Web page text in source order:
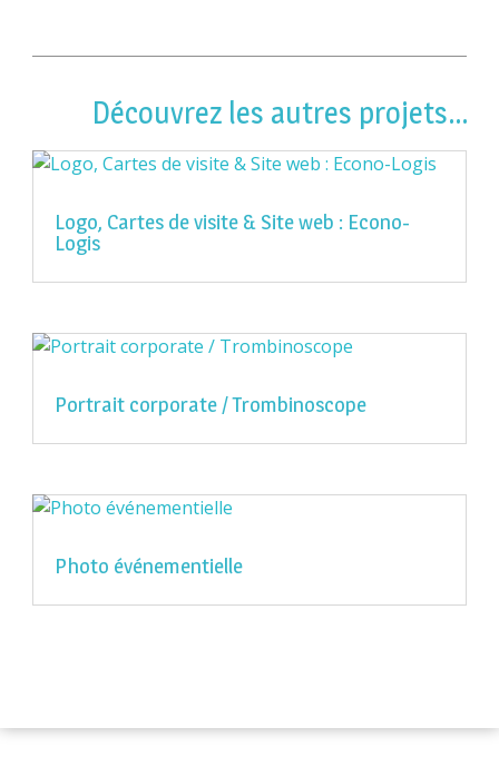
Découvrez les autres projets…
Logo, Cartes de visite & Site web : Econo-
Logis
Portrait corporate / Trombinoscope
Photo événementielle